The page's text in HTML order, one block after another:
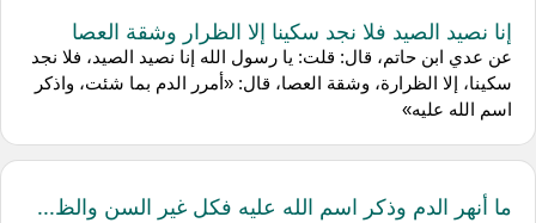
إنا نصيد الصيد فلا نجد سكينا إلا الظرار وشقة العصا
عن عدي ابن حاتم، قال: قلت: يا رسول الله إنا نصيد الصيد، فلا نجد
سكينا، إلا الظرارة، وشقة العصا، قال: «أمرر الدم بما شئت، واذكر
اسم الله عليه»
ما أنهر الدم وذكر اسم الله عليه فكل غير السن والظ...